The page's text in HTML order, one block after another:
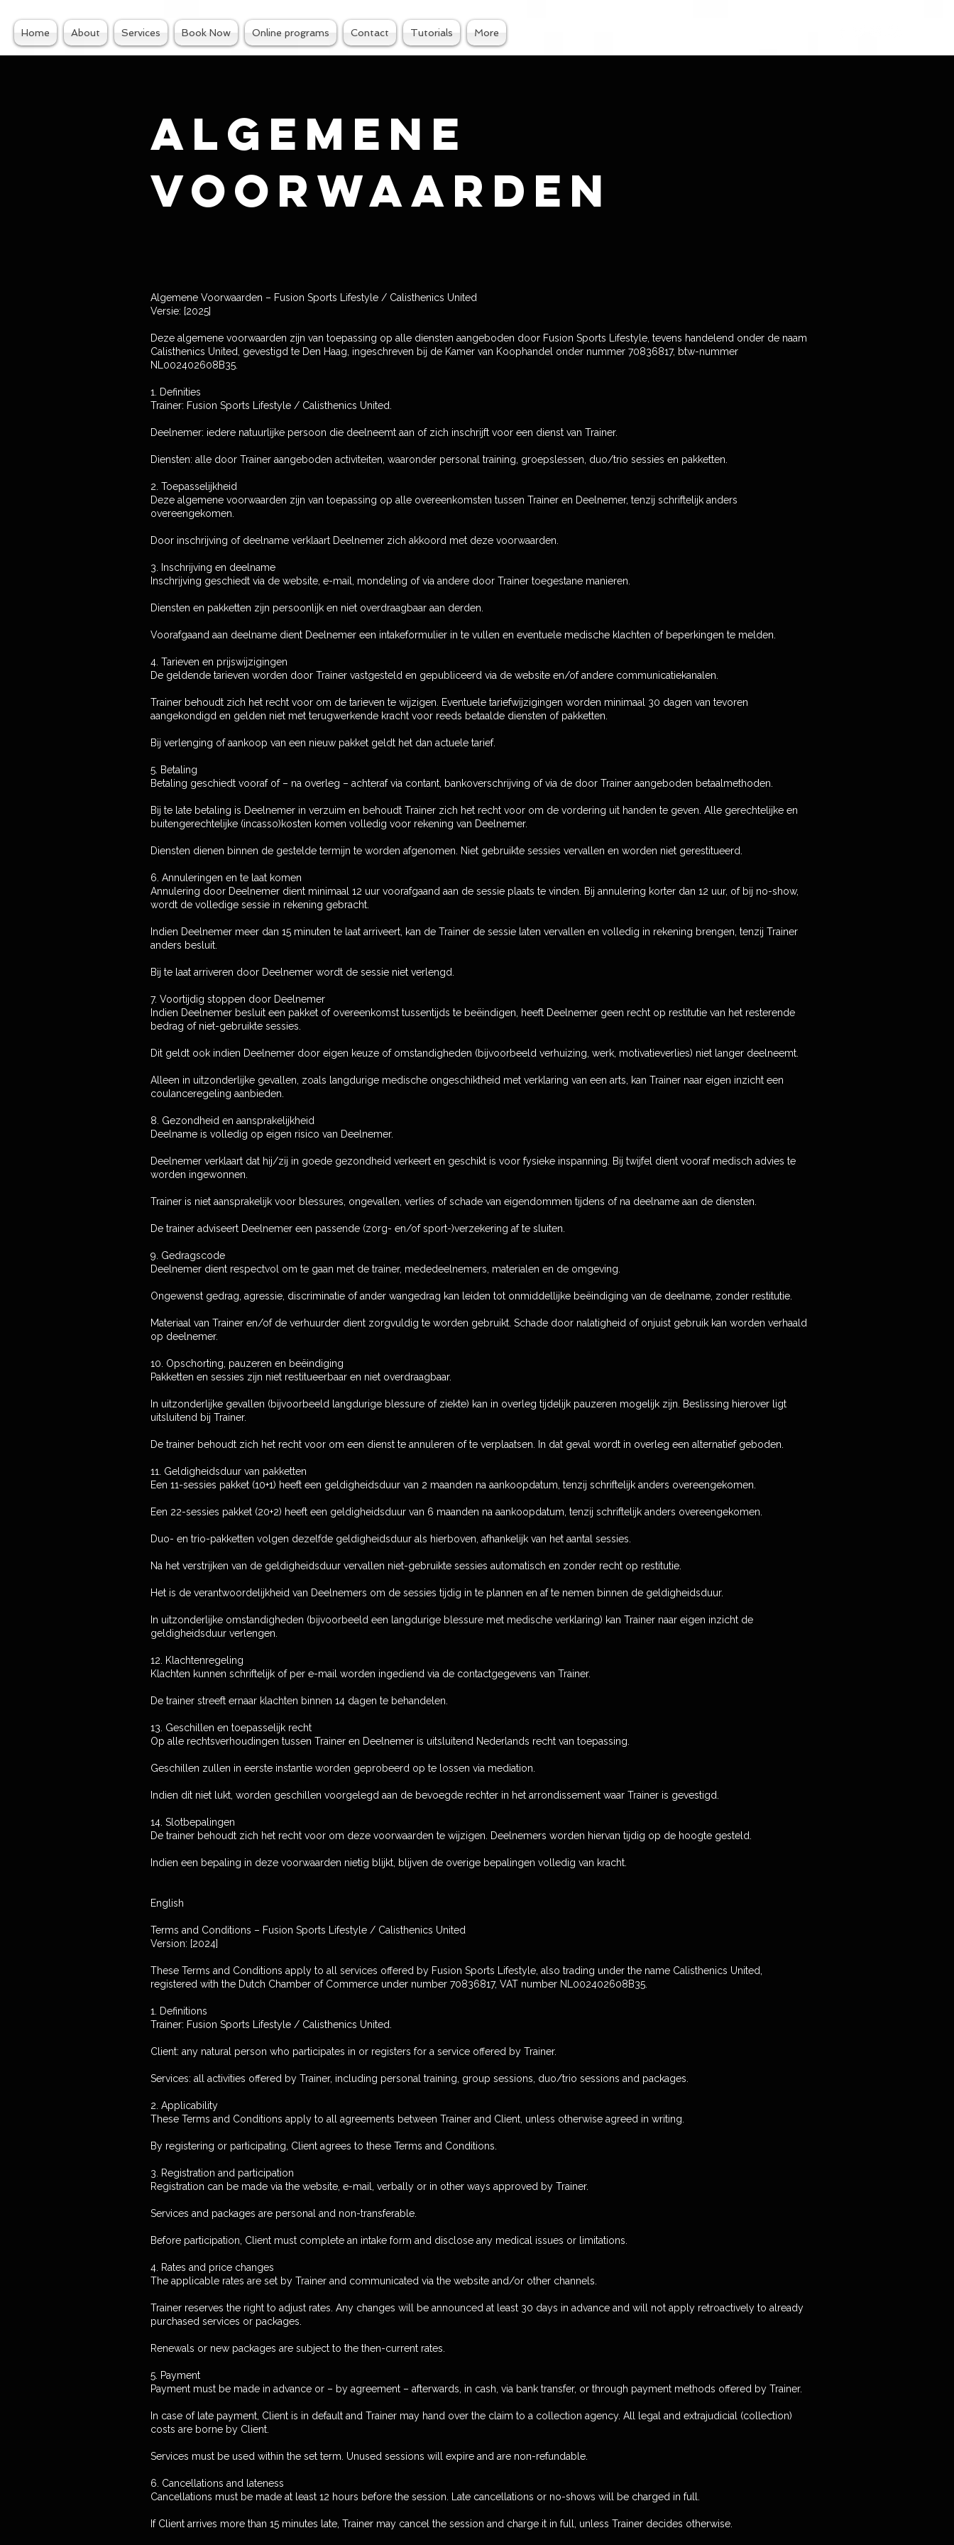
Home About Services Book Now Online programs Contact Tutorials More
Algemene
voorwaarden
Algemene Voorwaarden – Fusion Sports Lifestyle / Calisthenics United
Versie: [2025]
Deze algemene voorwaarden zijn van toepassing op alle diensten aangeboden door Fusion Sports Lifestyle, tevens handelend onder de naam
Calisthenics United, gevestigd te Den Haag, ingeschreven bij de Kamer van Koophandel onder nummer 70836817, btw-nummer
NL002402608B35.
1. Definities
Trainer: Fusion Sports Lifestyle / Calisthenics United.
Deelnemer: iedere natuurlijke persoon die deelneemt aan of zich inschrijft voor een dienst van Trainer.
Diensten: alle door Trainer aangeboden activiteiten, waaronder personal training, groepslessen, duo/trio sessies en pakketten.
2. Toepasselijkheid
Deze algemene voorwaarden zijn van toepassing op alle overeenkomsten tussen Trainer en Deelnemer, tenzij schriftelijk anders
overeengekomen.
Door inschrijving of deelname verklaart Deelnemer zich akkoord met deze voorwaarden.
3. Inschrijving en deelname
Inschrijving geschiedt via de website, e-mail, mondeling of via andere door Trainer toegestane manieren.
Diensten en pakketten zijn persoonlijk en niet overdraagbaar aan derden.
Voorafgaand aan deelname dient Deelnemer een intakeformulier in te vullen en eventuele medische klachten of beperkingen te melden.
4. Tarieven en prijswijzigingen
De geldende tarieven worden door Trainer vastgesteld en gepubliceerd via de website en/of andere communicatiekanalen.
Trainer behoudt zich het recht voor om de tarieven te wijzigen. Eventuele tariefwijzigingen worden minimaal 30 dagen van tevoren
aangekondigd en gelden niet met terugwerkende kracht voor reeds betaalde diensten of pakketten.
Bij verlenging of aankoop van een nieuw pakket geldt het dan actuele tarief.
5. Betaling
Betaling geschiedt vooraf of – na overleg – achteraf via contant, bankoverschrijving of via de door Trainer aangeboden betaalmethoden.
Bij te late betaling is Deelnemer in verzuim en behoudt Trainer zich het recht voor om de vordering uit handen te geven. Alle gerechtelijke en
buitengerechtelijke (incasso)kosten komen volledig voor rekening van Deelnemer.
Diensten dienen binnen de gestelde termijn te worden afgenomen. Niet gebruikte sessies vervallen en worden niet gerestitueerd.
6. Annuleringen en te laat komen
Annulering door Deelnemer dient minimaal 12 uur voorafgaand aan de sessie plaats te vinden. Bij annulering korter dan 12 uur, of bij no-show,
wordt de volledige sessie in rekening gebracht.
Indien Deelnemer meer dan 15 minuten te laat arriveert, kan de Trainer de sessie laten vervallen en volledig in rekening brengen, tenzij Trainer
anders besluit.
Bij te laat arriveren door Deelnemer wordt de sessie niet verlengd.
7. Voortijdig stoppen door Deelnemer
Indien Deelnemer besluit een pakket of overeenkomst tussentijds te beëindigen, heeft Deelnemer geen recht op restitutie van het resterende
bedrag of niet-gebruikte sessies.
Dit geldt ook indien Deelnemer door eigen keuze of omstandigheden (bijvoorbeeld verhuizing, werk, motivatieverlies) niet langer deelneemt.
Alleen in uitzonderlijke gevallen, zoals langdurige medische ongeschiktheid met verklaring van een arts, kan Trainer naar eigen inzicht een
coulanceregeling aanbieden.
8. Gezondheid en aansprakelijkheid
Deelname is volledig op eigen risico van Deelnemer.
Deelnemer verklaart dat hij/zij in goede gezondheid verkeert en geschikt is voor fysieke inspanning. Bij twijfel dient vooraf medisch advies te
worden ingewonnen.
Trainer is niet aansprakelijk voor blessures, ongevallen, verlies of schade van eigendommen tijdens of na deelname aan de diensten.
De trainer adviseert Deelnemer een passende (zorg- en/of sport-)verzekering af te sluiten.
9. Gedragscode
Deelnemer dient respectvol om te gaan met de trainer, mededeelnemers, materialen en de omgeving.
Ongewenst gedrag, agressie, discriminatie of ander wangedrag kan leiden tot onmiddellijke beëindiging van de deelname, zonder restitutie.
Materiaal van Trainer en/of de verhuurder dient zorgvuldig te worden gebruikt. Schade door nalatigheid of onjuist gebruik kan worden verhaald
op deelnemer.
10. Opschorting, pauzeren en beëindiging
Pakketten en sessies zijn niet restitueerbaar en niet overdraagbaar.
In uitzonderlijke gevallen (bijvoorbeeld langdurige blessure of ziekte) kan in overleg tijdelijk pauzeren mogelijk zijn. Beslissing hierover ligt
uitsluitend bij Trainer.
De trainer behoudt zich het recht voor om een dienst te annuleren of te verplaatsen. In dat geval wordt in overleg een alternatief geboden.
11. Geldigheidsduur van pakketten
Een 11-sessies pakket (10+1) heeft een geldigheidsduur van 2 maanden na aankoopdatum, tenzij schriftelijk anders overeengekomen.
Een 22-sessies pakket (20+2) heeft een geldigheidsduur van 6 maanden na aankoopdatum, tenzij schriftelijk anders overeengekomen.
Duo- en trio-pakketten volgen dezelfde geldigheidsduur als hierboven, afhankelijk van het aantal sessies.
Na het verstrijken van de geldigheidsduur vervallen niet-gebruikte sessies automatisch en zonder recht op restitutie.
Het is de verantwoordelijkheid van Deelnemers om de sessies tijdig in te plannen en af te nemen binnen de geldigheidsduur.
In uitzonderlijke omstandigheden (bijvoorbeeld een langdurige blessure met medische verklaring) kan Trainer naar eigen inzicht de
geldigheidsduur verlengen.
12. Klachtenregeling
Klachten kunnen schriftelijk of per e-mail worden ingediend via de contactgegevens van Trainer.
De trainer streeft ernaar klachten binnen 14 dagen te behandelen.
13. Geschillen en toepasselijk recht
Op alle rechtsverhoudingen tussen Trainer en Deelnemer is uitsluitend Nederlands recht van toepassing.
Geschillen zullen in eerste instantie worden geprobeerd op te lossen via mediation.
Indien dit niet lukt, worden geschillen voorgelegd aan de bevoegde rechter in het arrondissement waar Trainer is gevestigd.
14. Slotbepalingen
De trainer behoudt zich het recht voor om deze voorwaarden te wijzigen. Deelnemers worden hiervan tijdig op de hoogte gesteld.
Indien een bepaling in deze voorwaarden nietig blijkt, blijven de overige bepalingen volledig van kracht.
English
Terms and Conditions – Fusion Sports Lifestyle / Calisthenics United
Version: [2024]
These Terms and Conditions apply to all services offered by Fusion Sports Lifestyle, also trading under the name Calisthenics United,
registered with the Dutch Chamber of Commerce under number 70836817, VAT number NL002402608B35.
1. Definitions
Trainer: Fusion Sports Lifestyle / Calisthenics United.
Client: any natural person who participates in or registers for a service offered by Trainer.
Services: all activities offered by Trainer, including personal training, group sessions, duo/trio sessions and packages.
2. Applicability
These Terms and Conditions apply to all agreements between Trainer and Client, unless otherwise agreed in writing.
By registering or participating, Client agrees to these Terms and Conditions.
3. Registration and participation
Registration can be made via the website, e-mail, verbally or in other ways approved by Trainer.
Services and packages are personal and non-transferable.
Before participation, Client must complete an intake form and disclose any medical issues or limitations.
4. Rates and price changes
The applicable rates are set by Trainer and communicated via the website and/or other channels.
Trainer reserves the right to adjust rates. Any changes will be announced at least 30 days in advance and will not apply retroactively to already
purchased services or packages.
Renewals or new packages are subject to the then-current rates.
5. Payment
Payment must be made in advance or – by agreement – afterwards, in cash, via bank transfer, or through payment methods offered by Trainer.
In case of late payment, Client is in default and Trainer may hand over the claim to a collection agency. All legal and extrajudicial (collection)
costs are borne by Client.
Services must be used within the set term. Unused sessions will expire and are non-refundable.
6. Cancellations and lateness
Cancellations must be made at least 12 hours before the session. Late cancellations or no-shows will be charged in full.
If Client arrives more than 15 minutes late, Trainer may cancel the session and charge it in full, unless Trainer decides otherwise.